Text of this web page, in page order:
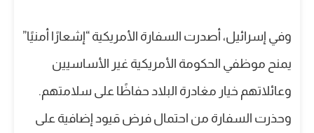
وفي إسرائيل، أصدرت السفارة الأمريكية “إشعارًا أمنيًا”
يمنح موظفي الحكومة الأمريكية غير الأساسيين
وعائلاتهم خيار مغادرة البلاد حفاظًا على سلامتهم.
وحذرت السفارة من احتمال فرض قيود إضافية على